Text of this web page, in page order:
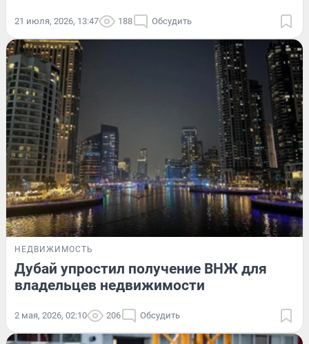
21 июля, 2026, 13:47 188 Обсудить
НЕДВИЖИМОСТЬ
Дубай упростил получение ВНЖ для
владельцев недвижимости
2 мая, 2026, 02:10 206 Обсудить